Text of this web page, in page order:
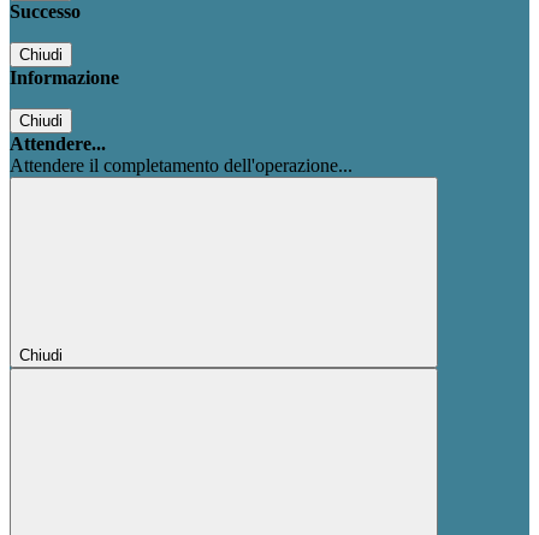
Successo
Chiudi
Informazione
Chiudi
Attendere...
Attendere il completamento dell'operazione...
Chiudi